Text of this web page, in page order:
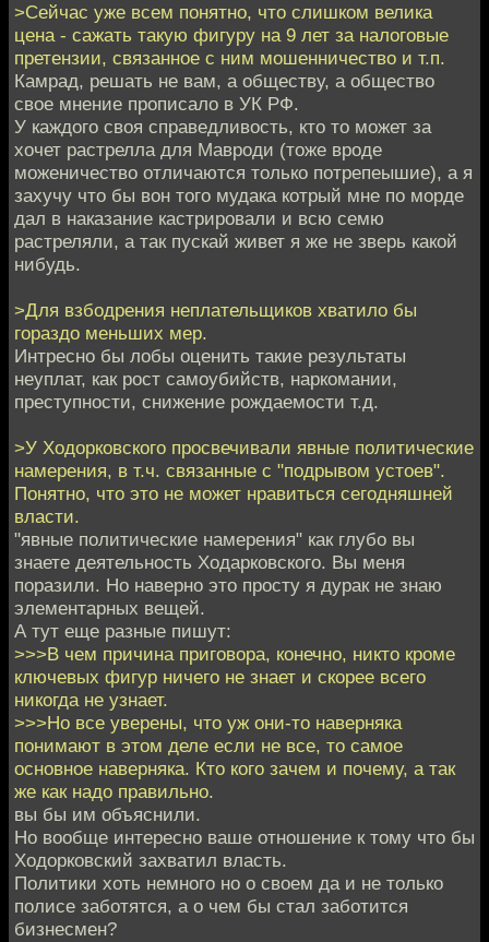
>Сейчас уже всем понятно, что слишком велика
цена - сажать такую фигуру на 9 лет за налоговые
претензии, связанное с ним мошенничество и т.п.
Камрад, решать не вам, а обществу, а общество
свое мнение прописало в УК РФ.
У каждого своя справедливость, кто то может за
хочет растрелла для Мавроди (тоже вроде
моженичество отличаются только потрепеышие), а я
захучу что бы вон того мудака котрый мне по морде
дал в наказание кастрировали и всю семю
растреляли, а так пускай живет я же не зверь какой
нибудь.
>Для взбодрения неплательщиков хватило бы
гораздо меньших мер.
Интресно бы лобы оценить такие результаты
неуплат, как рост самоубийств, наркомании,
преступности, снижение рождаемости т.д.
>У Ходорковского просвечивали явные политические
намерения, в т.ч. связанные с "подрывом устоев".
Понятно, что это не может нравиться сегодняшней
власти.
"явные политические намерения" как глубо вы
знаете деятельность Ходарковского. Вы меня
поразили. Но наверно это просту я дурак не знаю
элементарных вещей.
А тут еще разные пишут:
>>>В чем причина приговора, конечно, никто кроме
ключевых фигур ничего не знает и скорее всего
никогда не узнает.
>>>Но все уверены, что уж они-то наверняка
понимают в этом деле если не все, то самое
основное наверняка. Кто кого зачем и почему, а так
же как надо правильно.
вы бы им объяснили.
Но вообще интересно ваше отношение к тому что бы
Ходорковский захватил власть.
Политики хоть немного но о своем да и не только
полисе заботятся, а о чем бы стал заботится
бизнесмен?